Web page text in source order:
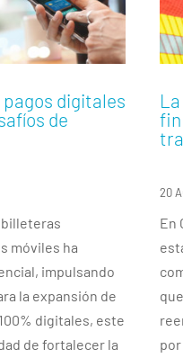
pagos digitales
de
móviles ha
impulsando
la expansión de
digitales, este
de fortalecer la
20
En